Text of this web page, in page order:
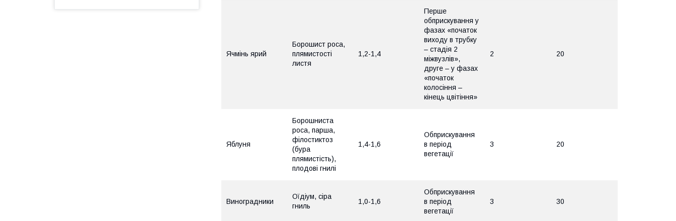
Ячмінь ярий
Борошист роса,
плямистості
листя
1,2-1,4
Перше
обприскування у
фазах «початок
виходу в трубку
– стадія 2
міжвузлів»,
друге – у фазах
«початок
колосіння –
кінець цвітіння»
2 20
Яблуня
Борошниста
роса, парша,
філостиктоз
(бура
плямистість),
плодові гнилі
1,4-1,6
Обприскування
в період
вегетації
3 20
Виноградники
Оїдіум, сіра
гниль
1,0-1,6
Обприскування
в період
вегетації
3 30